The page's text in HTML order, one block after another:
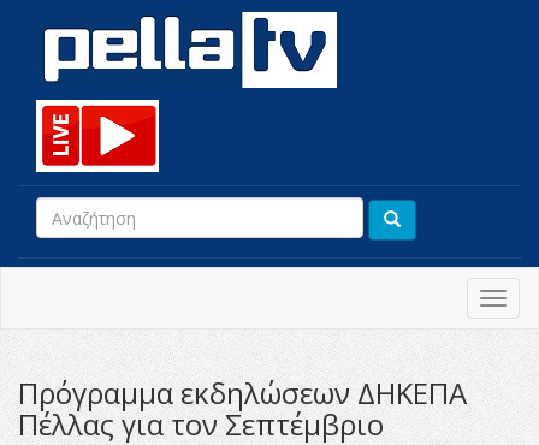
Πρόγραμμα εκδηλώσεων ΔΗΚΕΠΑ
Πέλλας για τον Σεπτέμβριο